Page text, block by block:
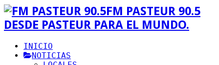
FM PASTEUR 90.5
DESDE PASTEUR PARA EL MUNDO.
INICIO
NOTICIAS